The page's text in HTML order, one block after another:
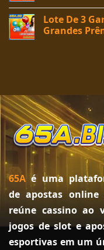
Lote De 3
Grandes
65A é uma
de apostas online
reúne cassino ao
jogos de slot e
esportivas em um